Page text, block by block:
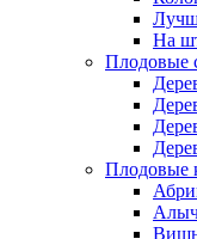
На
Плодовые
Плодовые